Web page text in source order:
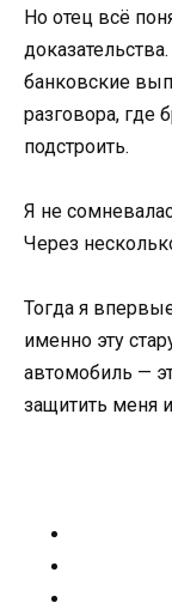
Но отец всё
банковские
разговора, где
подстроить.
Я не
Через
Тогда я
именно эту
автомобиль —
защитить меня